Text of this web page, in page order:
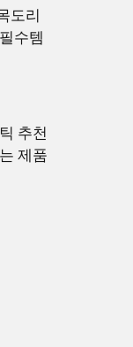
도리
수템
추천
제품